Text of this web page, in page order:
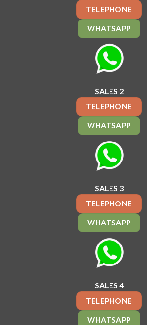
TELEPHONE
WHATSAPP
SALES 2
TELEPHONE
WHATSAPP
SALES 3
TELEPHONE
WHATSAPP
SALES 4
TELEPHONE
WHATSAPP